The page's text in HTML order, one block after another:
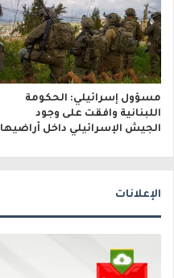
مسؤول إسرائيلي: الحكومة
اللبنانية وافقت على وجود
الجيش الإسرائيلي داخل أراضيها
الإعلانات